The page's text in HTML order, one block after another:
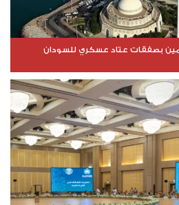
بصفقات عتاد عسكري للسودان